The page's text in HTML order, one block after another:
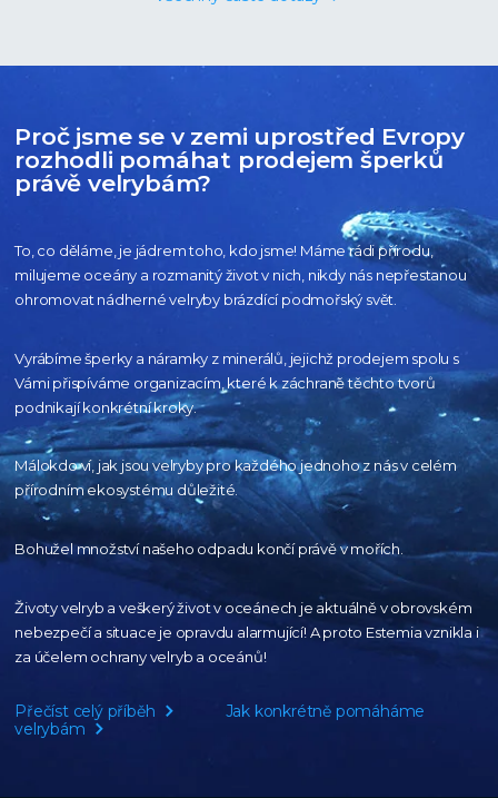
Proč jsme se v zemi uprostřed Evropy
rozhodli pomáhat prodejem šperků
právě velrybám?
To, co děláme, je jádrem toho, kdo jsme! Máme rádi přírodu,
milujeme oceány a rozmanitý život v nich, nikdy nás nepřestanou
ohromovat nádherné velryby brázdící podmořský svět.
Vyrábíme šperky a náramky z minerálů, jejichž prodejem spolu s
Vámi přispíváme organizacím, které k záchraně těchto tvorů
podnikají konkrétní kroky.
Málokdo ví, jak jsou velryby pro každéhojednoho z nás v celém
přírodnímekosystému důležité.
Bohužel množství našeho odpadu končí právě v mořích.
Životy velryb a veškerý život v oceánech je aktuálněv obrovském
nebezpečí a situace je opravdu alarmující! A proto Estemia vznikla i
za účelem ochrany velryb a oceánů!
Přečíst celý příběh
Jak konkrétně pomáháme
velrybám